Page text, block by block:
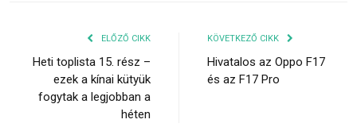
ELŐZŐ CIKK
Heti toplista 15. rész –
ezek a kínai kütyük
fogytak a legjobban a
héten
KÖVETKEZŐ CIKK
Hivatalos az Oppo F17
és az F17 Pro